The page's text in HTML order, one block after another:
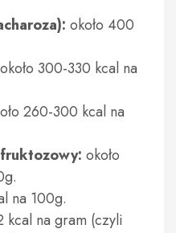
około 400
około 300-330 kcal na
260-300 kcal na
około
na 100g.
kcal na gram (czyli